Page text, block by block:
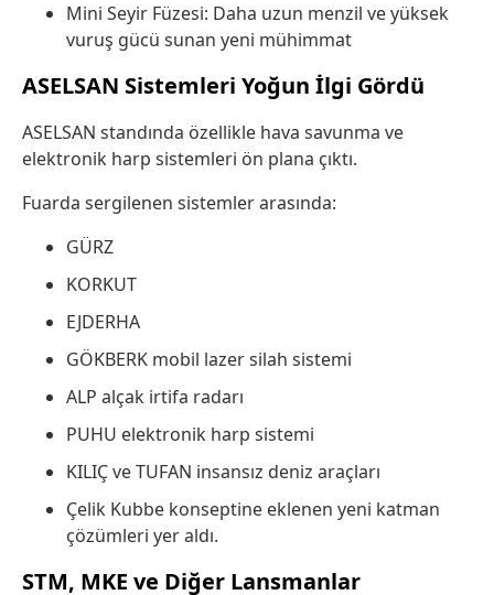
Mini Seyir Füzesi: Daha uzun menzil ve yüksek
vuruş gücü sunan yeni mühimmat
ASELSAN Sistemleri Yoğun İlgi Gördü
ASELSAN standında özellikle hava savunma ve
elektronik harp sistemleri ön plana çıktı.
Fuarda sergilenen sistemler arasında:
GÜRZ
KORKUT
EJDERHA
GÖKBERK mobil lazer silah sistemi
ALP alçak irtifa radarı
PUHU elektronik harp sistemi
KILIÇ ve TUFAN insansız deniz araçları
Çelik Kubbe konseptine eklenen yeni katman
çözümleri yer aldı.
STM, MKE ve Diğer Lansmanlar